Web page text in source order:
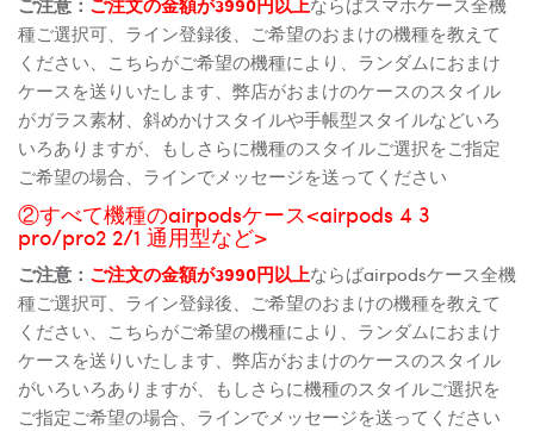
種ご選択可、ライン登録後、ご希望のおまけの機種を教えて
ください、こちらがご希望の機種により、ランダムにおまけ
ケースを送りいたします、弊店がおまけのケースのスタイル
がガラス素材、斜めかけスタイルや手帳型スタイルなどいろ
いろありますが、もしさらに機種のスタイルご選択をご指定
ご希望の場合、ラインでメッセージを送ってください
②すべて機種のairpodsケース<airpods 4 3
pro/pro2 2/1 通用型など>
ご注意： ご注文の金額が3990円以上ならばairpodsケース全機
種ご選択可、ライン登録後、ご希望のおまけの機種を教えて
ください、こちらがご希望の機種により、ランダムにおまけ
ケースを送りいたします、弊店がおまけのケースのスタイル
がいろいろありますが、もしさらに機種のスタイルご選択を
ご指定ご希望の場合、ラインでメッセージを送ってください